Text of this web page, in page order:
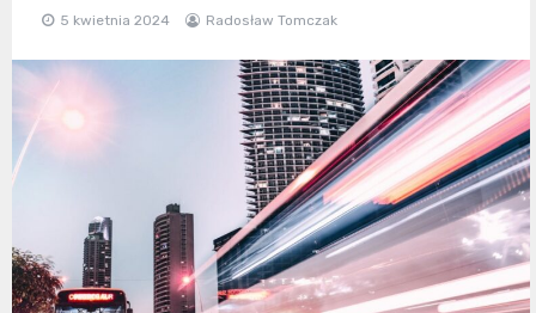
5 kwietnia 2024 Radosław Tomczak